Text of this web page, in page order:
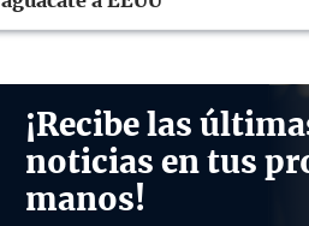
¡Recibe las
noticias en tus
manos!